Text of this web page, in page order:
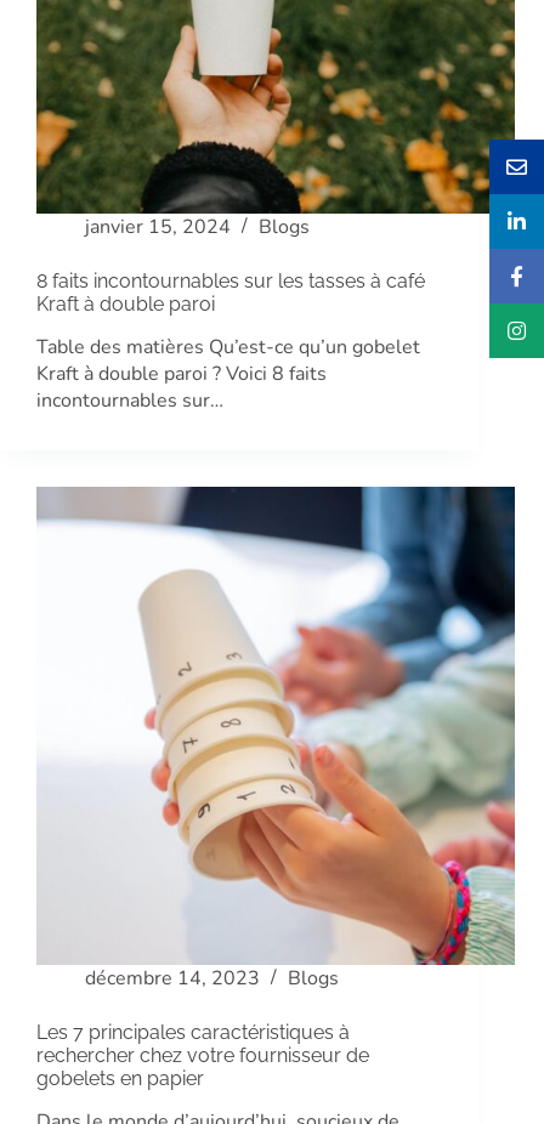
janvier 15, 2024 Blogs
8 faits incontournables sur les tasses à café
Kraft à double paroi
Table des matières Qu’est-ce qu’un gobelet
Kraft à double paroi ? Voici 8 faits
incontournables sur…
décembre 14, 2023 Blogs
Les 7 principales caractéristiques à
rechercher chez votre fournisseur de
gobelets en papier